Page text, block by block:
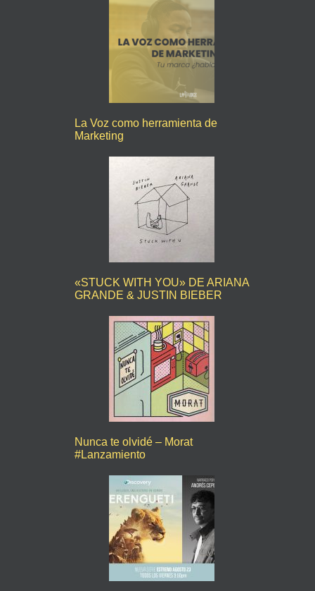
La Voz como herramienta de
Marketing
«STUCK WITH YOU» DE ARIANA
GRANDE & JUSTIN BIEBER
Nunca te olvidé – Morat
#Lanzamiento